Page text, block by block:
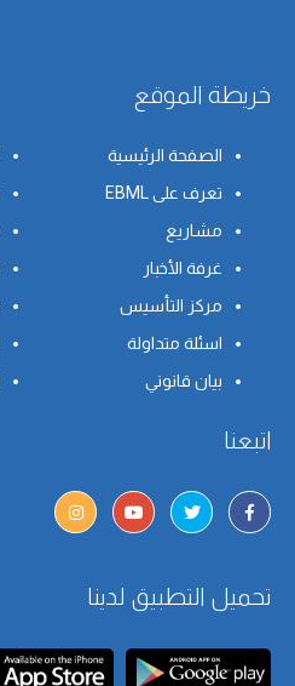
خريطة الموقع
الصفحة الرئيسية
تعرف على EBML
مشاريع
غرفة الأخبار
مركز التأسيس
اسئلة متداولة
بيان قانوني
اتبعنا
تحميل التطبيق لدينا